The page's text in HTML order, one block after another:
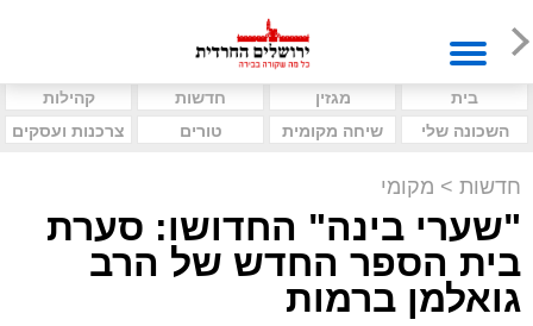
בית מגזין חדשות
קהילות
השכונה שלי
שיחה מקומית טורים צרכנות ועסקים
חדשות > מקומי
"שערי בינה" החדושו: סערת
בית הספר החדש של הרב
גואלמן ברמות